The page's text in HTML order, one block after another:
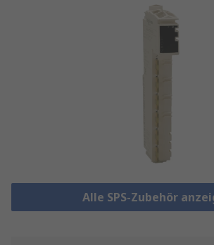
Alle SPS-Zubehör